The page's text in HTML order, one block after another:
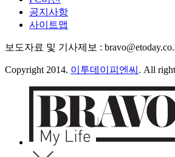
공지사항
사이트맵
보도자료 및 기사제보 :
Copyright 2014. 이투데이피엔씨 . All